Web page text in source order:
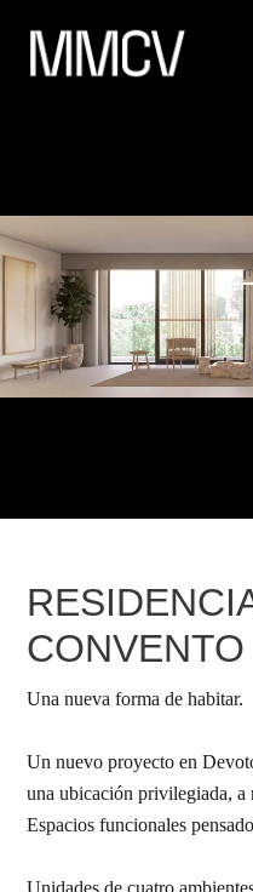
CONVENTO
Una nueva forma de habitar.
Un nuevo proyecto en
una ubicación privilegiada, a
Espacios funcionales
Unidades de cuatro